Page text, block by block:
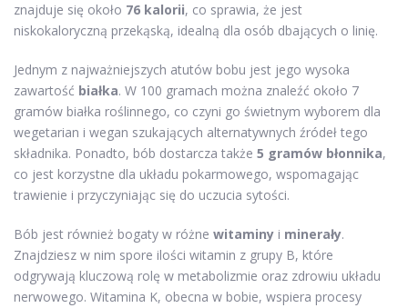
znajduje się około 76 kalorii, co sprawia, że jest
niskokaloryczną przekąską, idealną dla osób dbających o linię.
Jednym z najważniejszych atutów bobu jest jego wysoka
zawartość białka. W 100 gramach można znaleźć około 7
gramów białka roślinnego, co czyni go świetnym wyborem dla
wegetarian i wegan szukających alternatywnych źródeł tego
składnika. Ponadto, bób dostarcza także 5 gramów błonnika,
co jest korzystne dla układu pokarmowego, wspomagając
trawienie i przyczyniając się do uczucia sytości.
Bób jest również bogaty w różne witaminy i minerały.
Znajdziesz w nim spore ilości witamin z grupy B, które
odgrywają kluczową rolę w metabolizmie oraz zdrowiu układu
nerwowego. Witamina K, obecna w bobie, wspiera procesy